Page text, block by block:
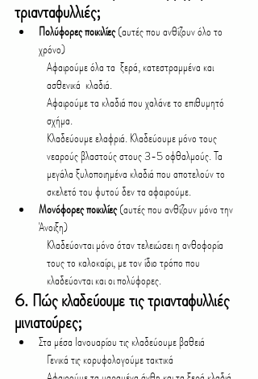
τριανταφυλλιές;
Πολύφορες ποικιλίες (αυτές που ανθίζουν όλο το
χρόνο)
Αφαιρούμε όλα τα  ξερά, κατεστραμμένα και
ασθενικά  κλαδιά.
Αφαιρούμε τα κλαδιά που χαλάνε το επιθυμητό
σχήμα.
Κλαδεύουμε ελαφριά. Κλαδεύουμε μόνο τους
νεαρούς βλαστούς στους 3-5 οφθαλμούς. Τα
μεγάλα ξυλοποιημένα κλαδιά που αποτελούν το
σκελετό του φυτού δεν τα αφαιρούμε.
Μονόφορες ποικιλίες (αυτές που ανθίζουν μόνο την
Άνοιξη)
Κλαδεύονται μόνο όταν τελειώσει η ανθοφορία
τους το καλοκαίρι, με τον ίδιο τρόπο που
κλαδεύονται και οι πολύφορες.
6. Πώς κλαδεύουμε τις τριανταφυλλιές
μινιατούρες;
Στα μέσα Ιανουαρίου τις κλαδεύουμε βαθειά
Γενικά τις κορυφολογούμε τακτικά